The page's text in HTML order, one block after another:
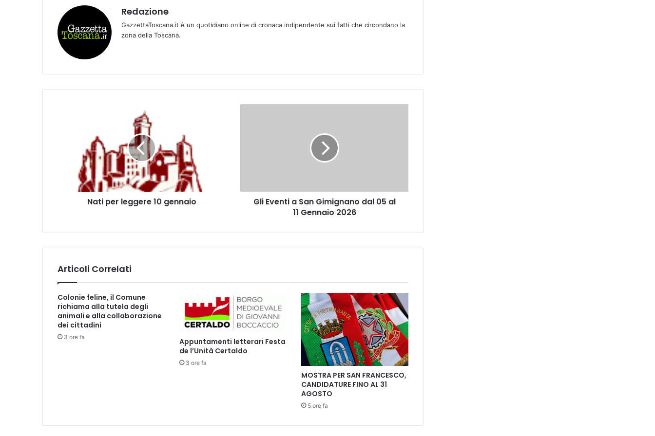
Redazione
GazzettaToscana.it è un quotidiano online di cronaca indipendente sui fatti che circondano la
zona della Toscana.
r
g
e
n
a
i
o
Nati per leggere 10 gennaio
i
n
g
a
n
o
a
l
G
Gli Eventi a San Gimignano dal 05 al
11 Gennaio 2026
Articoli Correlati
Colonie feline, il Comune
richiama alla tutela degli
animali e alla collaborazione
dei cittadini
3 ore fa
Appuntamenti letterari Festa
de l’Unità Certaldo
3 ore fa
MOSTRA PER SAN FRANCESCO,
CANDIDATURE FINO AL 31
AGOSTO
5 ore fa